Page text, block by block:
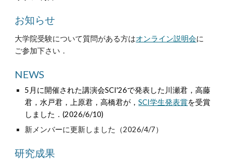
お知らせ
大学院受験について質問がある方はオンライン説明会に
ご参加下さい．
NEWS
5月に開催された講演会SCI'26で発表した川瀬君，高藤
君，水戸君，上原君，高橋君が，SCI学生発表賞を受賞
しました．(2026/6/10)
新メンバーに更新しました（2026/4/7）
研究成果